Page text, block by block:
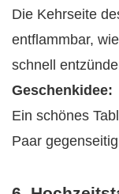
Die Kehrseite
entflammbar,
schnell
Geschenkidee:
Ein schönes
Paar